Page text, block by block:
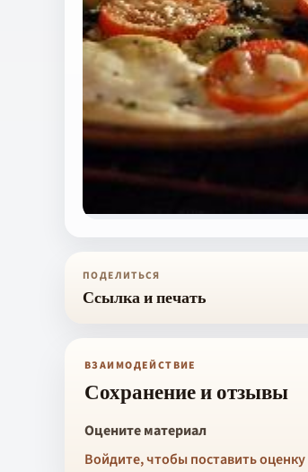
ПОДЕЛИТЬСЯ
Ссылка и печать
ВЗАИМОДЕЙСТВИЕ
Сохранение и отзывы
Оцените материал
Войдите, чтобы поставить оценку